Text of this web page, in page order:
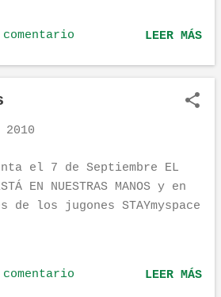
lleno de HAMACAS, y
DE LA GENTE CUANDO
DE LA SELECCION... POR LOS
DE PERSONAS QUE ANOCHE
RATO SE OLVIDARON DE
23 CHAVALES, QUE SE
PRETENSIONES QUE HACER
QUE LES GUSTA.... POR
MI Y POR TODOS MIS
ESPAÑA CAMPEONA
EL CHAVALIN DE HARVARD-
LEER MÁS
el 7 de Septiembre EL
EN NUESTRAS MANOS y en
de los jugones STAYmyspace
LEER MÁS